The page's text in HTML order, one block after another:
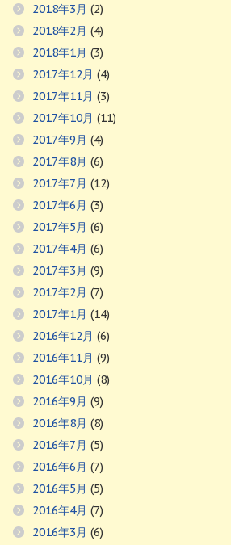
2018年3月 (2)
2018年2月 (4)
2018年1月 (3)
2017年12月 (4)
2017年11月 (3)
2017年10月 (11)
2017年9月 (4)
2017年8月 (6)
2017年7月 (12)
2017年6月 (3)
2017年5月 (6)
2017年4月 (6)
2017年3月 (9)
2017年2月 (7)
2017年1月 (14)
2016年12月 (6)
2016年11月 (9)
2016年10月 (8)
2016年9月 (9)
2016年8月 (8)
2016年7月 (5)
2016年6月 (7)
2016年5月 (5)
2016年4月 (7)
2016年3月 (6)